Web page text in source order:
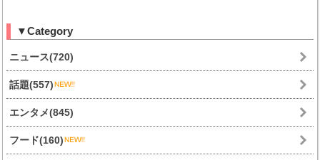
▼Category
ニュース(720)
話題(557)
エンタメ(845)
フード(160)